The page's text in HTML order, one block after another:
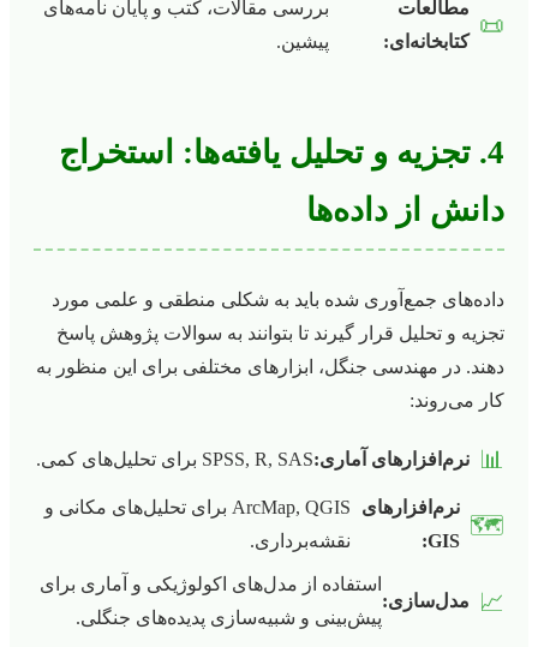
📜
مطالعات
کتابخانه‌ای:
بررسی مقالات، کتب و پایان نامه‌های
پیشین.
4. تجزیه و تحلیل یافته‌ها: استخراج
دانش از داده‌ها
داده‌های جمع‌آوری شده باید به شکلی منطقی و علمی مورد
تجزیه و تحلیل قرار گیرند تا بتوانند به سوالات پژوهش پاسخ
دهند. در مهندسی جنگل، ابزارهای مختلفی برای این منظور به
کار می‌روند:
📊 نرم‌افزارهای آماری:SPSS, R, SAS برای تحلیل‌های کمی.
🗺️
نرم‌افزارهای
GIS:
ArcMap, QGIS برای تحلیل‌های مکانی و
نقشه‌برداری.
📈 مدل‌سازی:
استفاده از مدل‌های اکولوژیکی و آماری برای
پیش‌بینی و شبیه‌سازی پدیده‌های جنگلی.